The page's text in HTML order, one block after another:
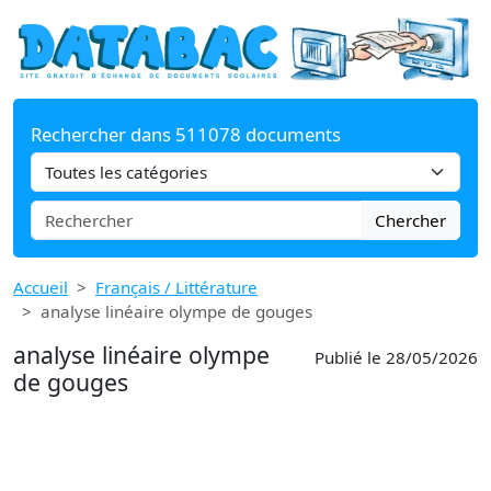
Rechercher dans 511078 documents
Chercher
Accueil
Français / Littérature
analyse linéaire olympe de gouges
analyse linéaire olympe
de gouges
Publié le 28/05/2026